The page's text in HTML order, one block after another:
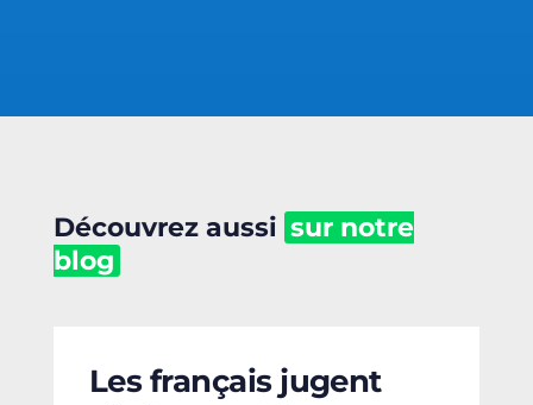
Découvrez aussi sur notre
blog
Les français jugent